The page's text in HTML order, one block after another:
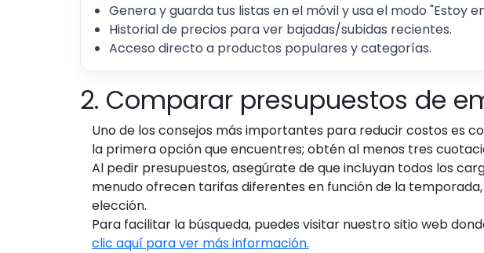
Genera y guarda tus listas en el móvil y usa el modo "Estoy
Historial de precios para ver bajadas/subidas recientes.
Acceso directo a productos populares y categorías.
2. Comparar presupuestos de
Uno de los consejos más importantes para reducir costos es
la primera opción que encuentres; obtén al menos tres
Al pedir presupuestos, asegúrate de que incluyan todos los
menudo ofrecen tarifas diferentes en función de la
elección.
Para facilitar la búsqueda, puedes visitar nuestro sitio web
clic aquí para ver más información.